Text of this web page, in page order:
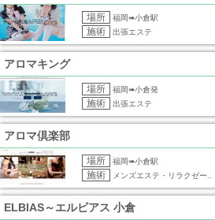
場所 福岡➠小倉駅
施術 出張エステ
アロマキング
場所 福岡➠小倉発
施術 出張エステ
アロマ倶楽部
場所 福岡➠小倉駅
施術 メンズエステ・リラクゼー..
ELBIAS～エルビアス 小倉